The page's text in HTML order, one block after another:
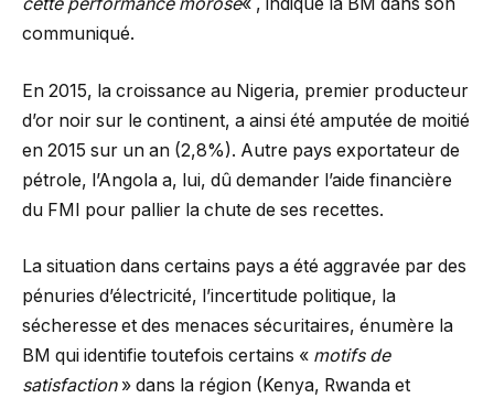
communiqué.
En 2015, la croissance au Nigeria, premier producteur
d’or noir sur le continent, a ainsi été amputée de moitié
en 2015 sur un an (2,8%). Autre pays exportateur de
pétrole, l’Angola a, lui, dû demander l’aide financière
du FMI pour pallier la chute de ses recettes.
La situation dans certains pays a été aggravée par des
pénuries d’électricité, l’incertitude politique, la
sécheresse et des menaces sécuritaires, énumère la
BM qui identifie toutefois certains « motifs de
satisfaction» dans la région (Kenya, Rwanda et